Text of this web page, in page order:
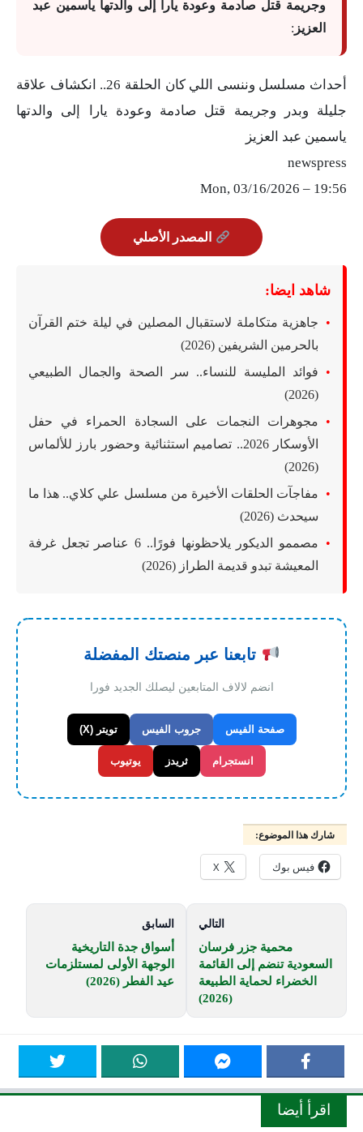
وجريمة قتل صادمة وعودة يارا إلى والدتها ياسمين عبد
العزيز :
أحداث مسلسل وننسى اللي كان الحلقة 26.. انكشاف علاقة
جليلة وبدر وجريمة قتل صادمة وعودة يارا إلى والدتها
ياسمين عبد العزيز
newspress
Mon, 03/16/2026 – 19:56
المصدر الأصلي
شاهد ايضا:
جاهزية متكاملة لاستقبال المصلين في ليلة ختم القرآن
بالحرمين الشريفين (2026)
فوائد المليسة للنساء.. سر الصحة والجمال الطبيعي
(2026)
مجوهرات النجمات على السجادة الحمراء في حفل
الأوسكار 2026.. تصاميم استثنائية وحضور بارز للألماس
(2026)
مفاجآت الحلقات الأخيرة من مسلسل علي كلاي.. هذا ما
سيحدث (2026)
مصممو الديكور يلاحظونها فورًا.. 6 عناصر تجعل غرفة
المعيشة تبدو قديمة الطراز (2026)
تابعنا عبر منصتك المفضلة
انضم لالاف المتابعين ليصلك الجديد فورا
صفحة الفيس جروب الفيس تويتر (X)
انستجرام ثريدز يوتيوب
شارك هذا الموضوع:
فيس بوك X
التالي
محمية جزر فرسان
السعودية تنضم إلى القائمة
الخضراء لحماية الطبيعة
(2026)
السابق
أسواق جدة التاريخية
الوجهة الأولى لمستلزمات
عيد الفطر (2026)
اقرأ أيضا